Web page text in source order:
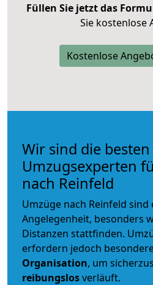
Füllen Sie jetzt das
Sie kostenlose
Kostenlose
Wir sind die besten
Umzugsexperten
nach Reinfeld
Umzüge nach Reinfeld sind
Angelegenheit, besonders
Distanzen stattfinden.
erfordern jedoch
Organisation, um
reibungslosverläuft.